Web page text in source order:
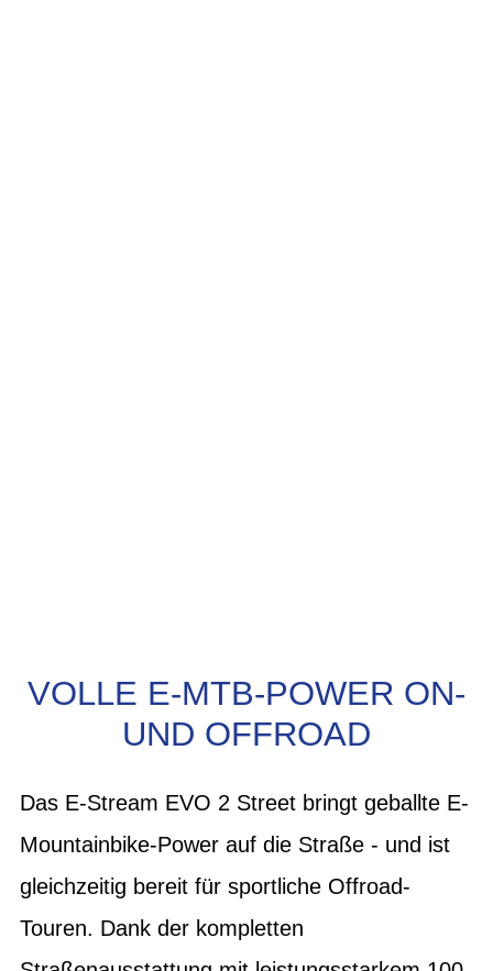
VOLLE E-MTB-POWER ON-
UND OFFROAD
Das E-Stream EVO 2 Street bringt geballte E-
Mountainbike-Power auf die Straße - und ist
gleichzeitig bereit für sportliche Offroad-
Touren. Dank der kompletten